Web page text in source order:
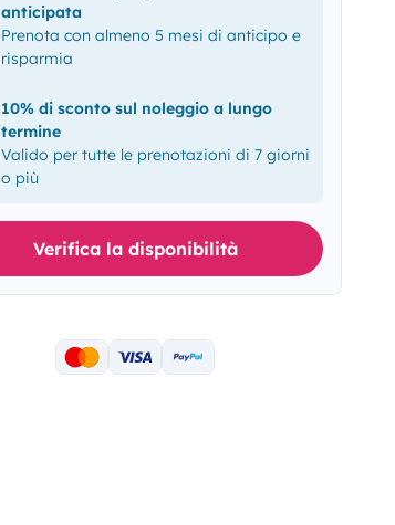
anticipata
Prenota con almeno 5 mesi di anticipo e
risparmia
10% di sconto sul noleggio a lungo
termine
Valido per tutte le prenotazioni di 7 giorni
o più
Verifica la disponibilità